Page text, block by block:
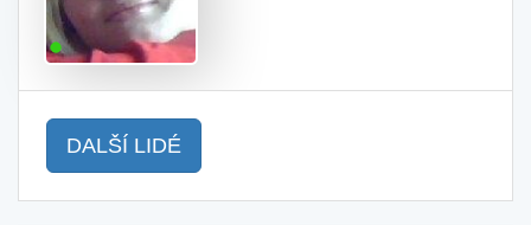
DALŠÍ LIDÉ